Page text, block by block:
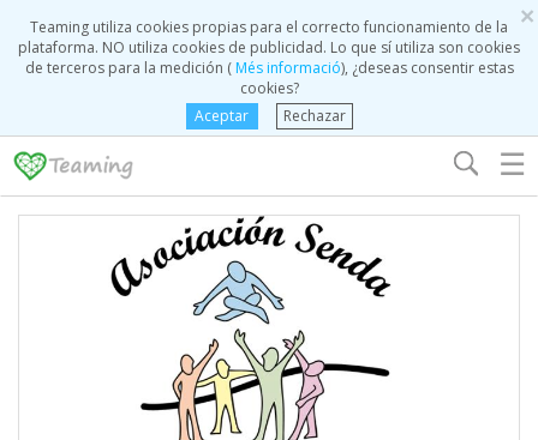
×
Teaming utiliza cookies propias para el correcto funcionamiento de la
plataforma. NO utiliza cookies de publicidad. Lo que sí utiliza son cookies
de terceros para la medición (Més informació), ¿deseas consentir estas
cookies?
Aceptar
Rechazar
☰